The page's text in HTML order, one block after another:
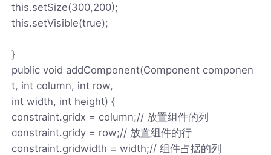
this.setSize(300,200);
this.setVisible(true);
}
public void addComponent(Component componen
t, int column, int row,
int width, int height) {
constraint.gridx = column;// 放置组件的列
constraint.gridy = row;// 放置组件的行
constraint.gridwidth = width;// 组件占据的列